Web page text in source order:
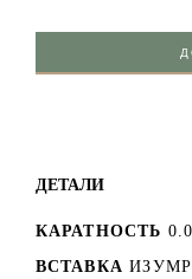
ДЕТАЛИ
КАРАТНОСТЬ
ВСТАВКА